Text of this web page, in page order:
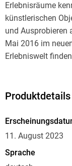
Erlebnisräume
künstlerischen
und Ausprobieren
Mai 2016 im
Erlebniswelt
Produktdetails
11. August 2023
Sprache